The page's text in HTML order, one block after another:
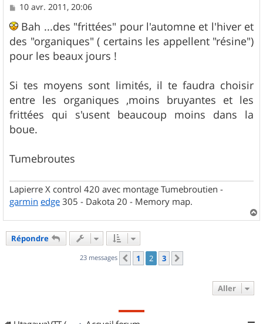
M
s
a
g
e
10 avr. 2011, 20:06
Bah ...des "frittées" pour l'automne et l'hiver et
des "organiques" ( certains les appellent "résine")
pour les beaux jours !
Si tes moyens sont limités, il te faudra choisir
entre les organiques ,moins bruyantes et les
frittées qui s'usent beaucoup moins dans la
boue.
Tumebroutes
Lapierre X control 420 avec montage Tumebroutien -
garmin edge 305 - Dakota 20 - Memory map.
a
Répondre
23 messages Précédent
1 2 3
Aller